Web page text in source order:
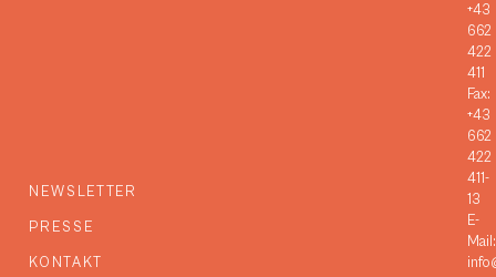
NEWSLETTER
PRESSE
KONTAKT
+43
662
422
411
Fax:
+43
662
422
411-
13
E-
Mail: